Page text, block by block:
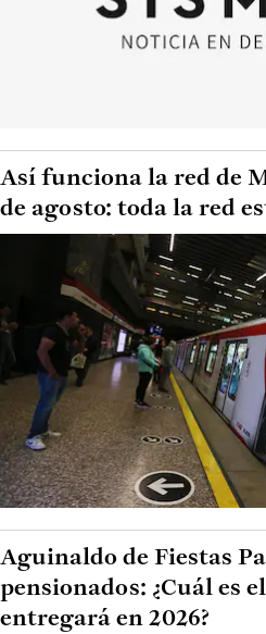
Así funciona la red de
de agosto: toda la red
Aguinaldo de Fiestas
pensionados: ¿Cuál es
entregará en 2026?